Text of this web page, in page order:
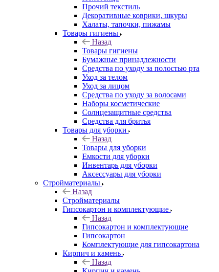
Прочий текстиль
Декоративные коврики, шкуры
Халаты, тапочки, пижамы
Товары гигиены
Назад
Товары гигиены
Бумажные принадлежности
Средства по уходу за полостью рта
Уход за телом
Уход за лицом
Средства по уходу за волосами
Наборы косметические
Солнцезащитные средства
Средства для бритья
Товары для уборки
Назад
Товары для уборки
Емкости для уборки
Инвентарь для уборки
Аксессуары для уборки
Стройматериалы
Назад
Стройматериалы
Гипсокартон и комплектующие
Назад
Гипсокартон и комплектующие
Гипсокартон
Комплектующие для гипсокартона
Кирпич и камень
Назад